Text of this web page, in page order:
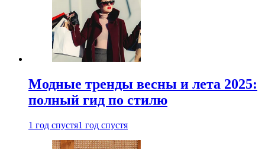
Модные тренды весны и лета 2025:
полный гид по стилю
1 год спустя1 год спустя